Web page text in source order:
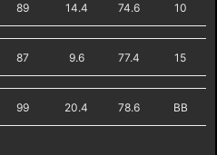
89 14.4 74.6 10
87 9.6 77.4 15
99 20.4 78.6 BB